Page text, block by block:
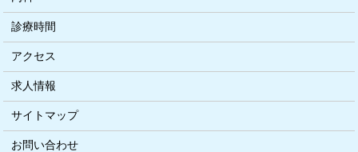
診療時間
アクセス
求人情報
サイトマップ
お問い合わせ